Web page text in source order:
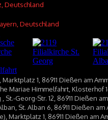
Deutschland
Deutschland
1, 86911 Dießen am
Mariae Himmelfahrt, Klosterhof
St.-Georg-Str. 12, 86911 Dießen
St. Alban 6, 86911 Dießen
Marktplatz 1, 86911 Dießen am